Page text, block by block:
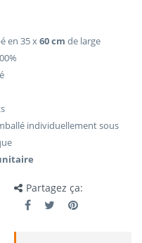
en 35 x60cm de large
individuellement sous
Partagez ça: